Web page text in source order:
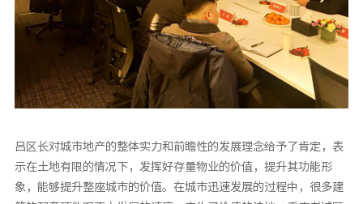
吕区长对城市地产的整体实力和前瞻性的发展理念给予了肯定，表
示在土地有限的情况下，发挥好存量物业的价值，提升其功能形
象，能够提升整座城市的价值。在城市迅速发展的过程中，很多建